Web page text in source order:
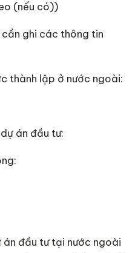
(nếu có))
ghi các thông tin
lập ở nước ngoài:
án đầu tư:
án đầu tư tại nước ngoài